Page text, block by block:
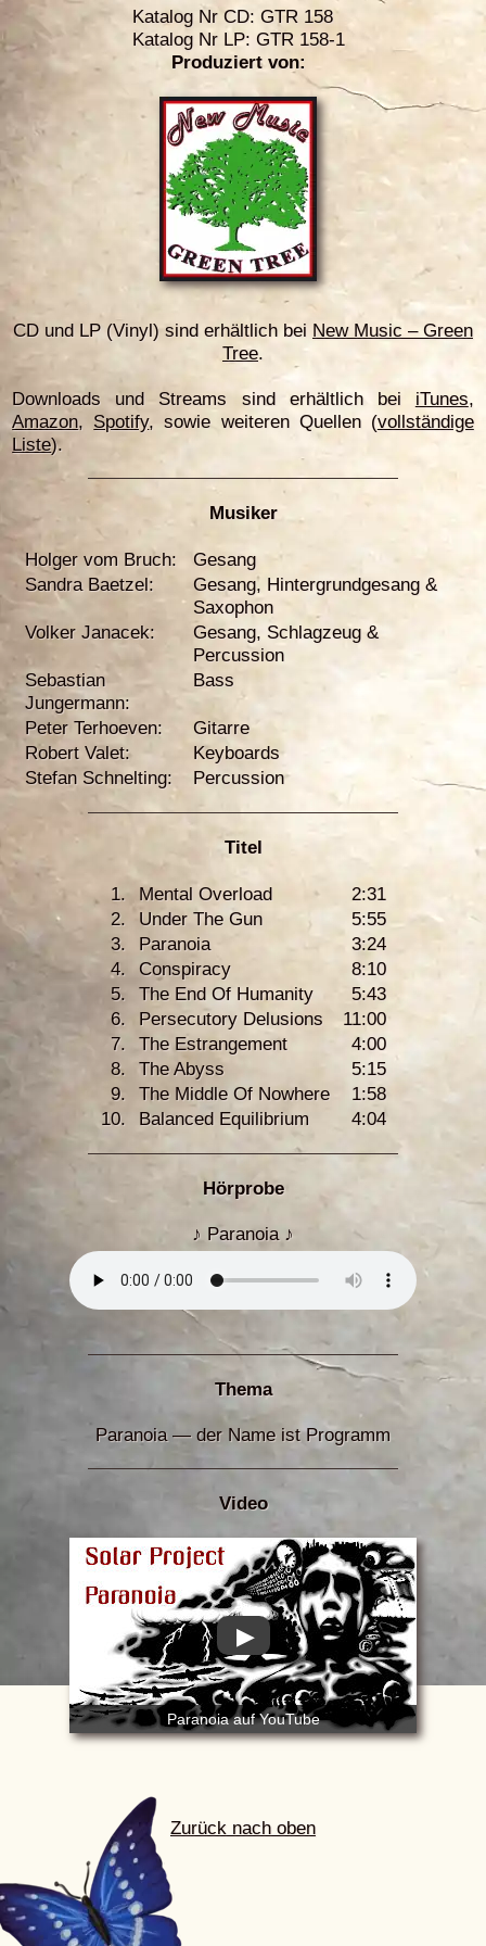
Katalog Nr CD: GTR 158
Katalog Nr LP: GTR 158-1
Produziert von:
CD und LP (Vinyl) sind erhältlich bei New Music – Green
Tree.
Downloads und Streams sind erhältlich bei iTunes,
Amazon, Spotify, sowie weiteren Quellen(vollständige
Liste).
Musiker
Holger vom Bruch:
Gesang
Sandra Baetzel:
Gesang, Hintergrundgesang &
Saxophon
Volker Janacek:
Gesang, Schlagzeug &
Percussion
Sebastian
Jungermann:
Bass
Peter Terhoeven:
Gitarre
Robert Valet:
Keyboards
Stefan Schnelting:
Percussion
Titel
1. Mental Overload
2:31
2.
Under The Gun
5:55
3.
Paranoia
3:24
4.
Conspiracy
8:10
5.
The End Of Humanity
5:43
6.
Persecutory Delusions
11:00
7.
The Estrangement
4:00
8.
The Abyss
5:15
9.
The Middle Of Nowhere
1:58
10.
Balanced Equilibrium 4:04
Hörprobe
♪ Paranoia ♪
Thema
Paranoia — der Name ist Programm
Video
Paranoia auf YouTube
▶
Zurück nach oben